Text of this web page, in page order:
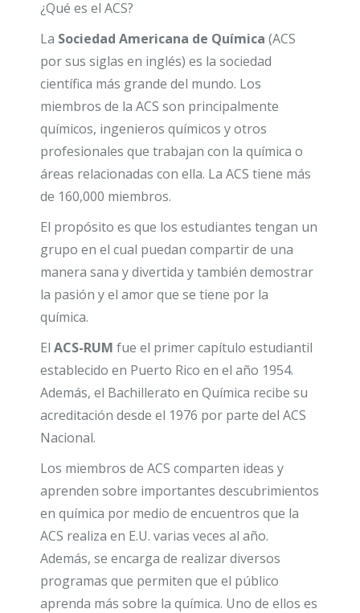
¿Qué es el ACS?
La Sociedad Americana de Química (ACS
por sus siglas en inglés) es la sociedad
científica más grande del mundo. Los
miembros de la ACS son principalmente
químicos, ingenieros químicos y otros
profesionales que trabajan con la química o
áreas relacionadas con ella. La ACS tiene más
de 160,000 miembros.
El propósito es que los estudiantes tengan un
grupo en el cual puedan compartir de una
manera sana y divertida y también demostrar
la pasión y el amor que se tiene por la
química.
El ACS-RUM fue el primer capítulo estudiantil
establecido en Puerto Rico en el año 1954.
Además, el Bachillerato en Química recibe su
acreditación desde el 1976 por parte del ACS
Nacional.
Los miembros de ACS comparten ideas y
aprenden sobre importantes descubrimientos
en química por medio de encuentros que la
ACS realiza en E.U. varias veces al año.
Además, se encarga de realizar diversos
programas que permiten que el público
aprenda más sobre la química. Uno de ellos es